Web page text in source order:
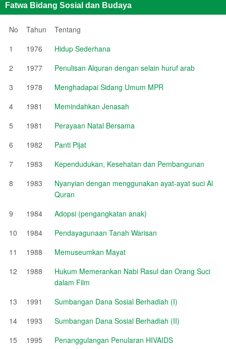
Fatwa Bidang Sosial dan Budaya
No Tahun
Tentang
1
1976
Hidup Sederhana
2
1977
Penulisan Alquran dengan selain huruf arab
3
1978
Menghadapai Sidang Umum MPR
4
1981
Memindahkan Jenasah
5
1981
Perayaan Natal Bersama
6
1982
Panti Pijat
7
1983
Kependudukan, Kesehatan dan Pembangunan
8
1983
Nyanyian dengan menggunakan ayat-ayat suci Al
Quran
9
1984
Adopsi (pengangkatan anak)
10
1984
Pendayagunaan Tanah Warisan
11
1988
Memuseumkan Mayat
12
1988
Hukum Memerankan Nabi Rasul dan Orang Suci
dalam Film
13
1991
Sumbangan Dana Sosial Berhadiah (I)
14
1993
Sumbangan Dana Sosial Berhadiah (II)
15
1995
Penanggulangan Penularan HIVAIDS